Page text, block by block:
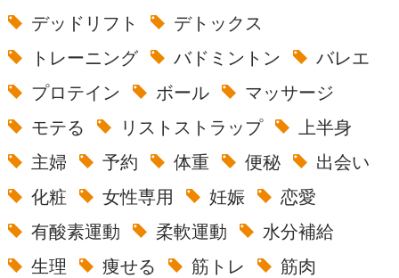
デッドリフト
デトックス
トレーニング
バドミントン
バレエ
プロテイン
ボール
マッサージ
モテる
リストストラップ
上半身
主婦
予約 体重 便秘
出会い
化粧
女性専用 妊娠
恋愛
有酸素運動
柔軟運動
水分補給
生理
痩せる 筋トレ
筋肉